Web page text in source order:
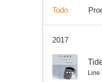
Todo
2017
--
Line